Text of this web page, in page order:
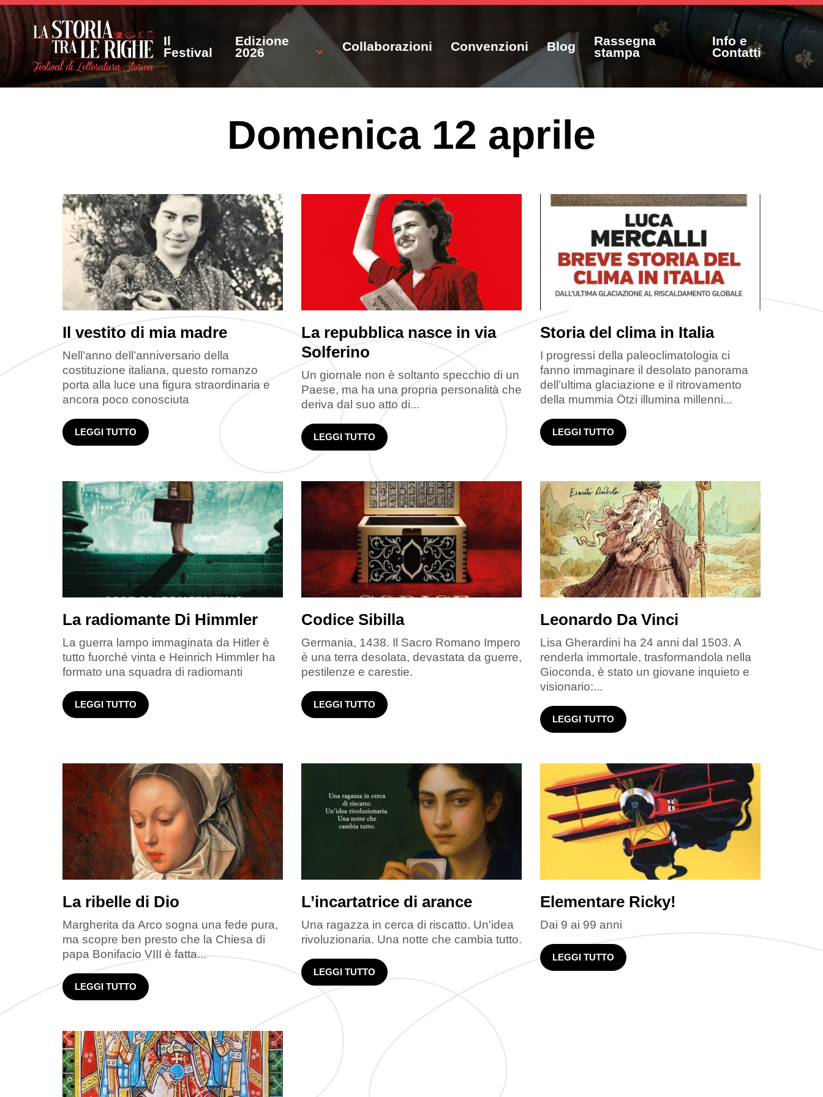
Il
Festival
Edizione
2026
Collaborazioni Convenzioni Blog
Rassegna
stampa
Info e
Contatti
Domenica 12 aprile
Il vestito di mia madre
Nell’anno dell’anniversario della
costituzione italiana, questo romanzo
porta alla luce una figura straordinaria e
ancora poco conosciuta
LEGGI TUTTO
La repubblica nasce in via
Solferino
Un giornale non è soltanto specchio di un
Paese, ma ha una propria personalità che
deriva dal suo atto di...
LEGGI TUTTO
Storia del clima in Italia
I progressi della paleoclimatologia ci
fanno immaginare il desolato panorama
dell’ultima glaciazione e il ritrovamento
della mummia Ötzi illumina millenni...
LEGGI TUTTO
La radiomante Di Himmler
La guerra lampo immaginata da Hitler è
tutto fuorché vinta e Heinrich Himmler ha
formato una squadra di radiomanti
LEGGI TUTTO
Codice Sibilla
Germania, 1438. Il Sacro Romano Impero
è una terra desolata, devastata da guerre,
pestilenze e carestie.
LEGGI TUTTO
Leonardo Da Vinci
Lisa Gherardini ha 24 anni dal 1503. A
renderla immortale, trasformandola nella
Gioconda, è stato un giovane inquieto e
visionario:...
LEGGI TUTTO
La ribelle di Dio
Margherita da Arco sogna una fede pura,
ma scopre ben presto che la Chiesa di
papa Bonifacio VIII è fatta...
LEGGI TUTTO
L’incartatrice di arance
Una ragazza in cerca di riscatto. Un'idea
rivoluzionaria. Una notte che cambia tutto.
LEGGI TUTTO
Elementare Ricky!
Dai 9 ai 99 anni
LEGGI TUTTO